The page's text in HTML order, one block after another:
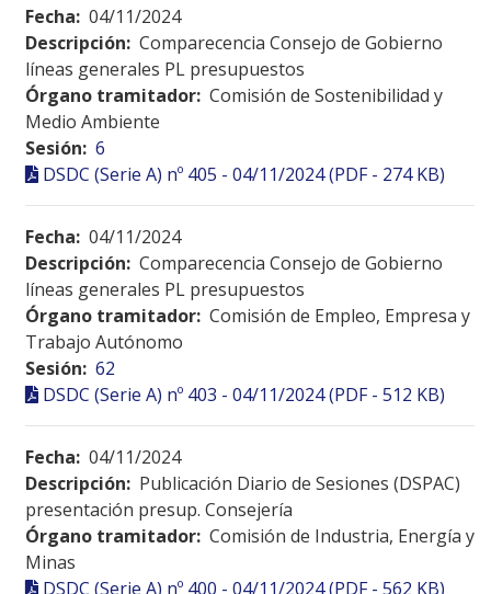
Fecha: 04/11/2024
Descripción: Comparecencia Consejo de Gobierno
líneas generales PL presupuestos
Órgano tramitador: Comisión de Sostenibilidad y
Medio Ambiente
Sesión: 6
DSDC (Serie A) nº 405 - 04/11/2024 (PDF - 274 KB)
Fecha: 04/11/2024
Descripción: Comparecencia Consejo de Gobierno
líneas generales PL presupuestos
Órgano tramitador: Comisión de Empleo, Empresa y
Trabajo Autónomo
Sesión: 62
DSDC (Serie A) nº 403 - 04/11/2024 (PDF - 512 KB)
Fecha: 04/11/2024
Descripción: Publicación Diario de Sesiones (DSPAC)
presentación presup. Consejería
Órgano tramitador: Comisión de Industria, Energía y
Minas
DSDC (Serie A) nº 400 - 04/11/2024 (PDF - 562 KB)